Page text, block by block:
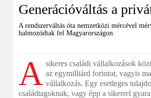
Generációváltás a
A rendszerváltás óta nemzetközi mércével
halmozódtak fel Magyarországon.
A sikeres családi vállalkozások
az egymilliárd forintot, vagyis
vállalkozás. Egy esetleges
családtagoknak, vagy épp a sikerrel